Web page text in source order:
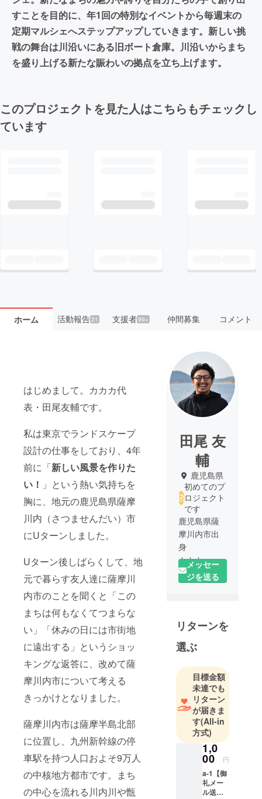
すことを目的に、年1回の特別なイベントから毎週末の
定期マルシェへステップアップしていきます。新しい挑
戦の舞台は川沿いにある旧ボート倉庫。川沿いからまち
を盛り上げる新たな賑わいの拠点を立ち上げます。
このプロジェクトを見た人はこちらもチェックし
ています
ホーム 活動報告21 支援者99+ 仲間募集 コメント
はじめまして。カカカ代
表・田尾友輔です。
私は東京でランドスケープ
設計の仕事をしており、4年
前に「新しい風景を作りた
い！ 」という熱い気持ちを
胸に、地元の鹿児島県薩摩
川内（さつませんだい）市
にUターンしました。
Uターン後しばらくして、地
元で暮らす友人達に薩摩川
内市のことを聞くと「この
まちは何もなくてつまらな
い」「休みの日には市街地
に遠出する」というショッ
キングな返答に、改めて薩
摩川内市について考える
きっかけとなりました。
薩摩川内市は薩摩半島北部
に位置し、九州新幹線の停
車駅を持つ人口およそ9万人
の中核地方都市です。まち
の中心を流れる川内川や甑
田尾 友
輔
鹿児島県
初めてのプ
ロジェクト
です
鹿児島県薩
摩川内市出
身
カカカ 代
表
鹿児島県立
勤講師
ツノマ（出
UDS株式会
社（所属）
＜経歴＞
多摩美術大
学環境デザ
イン学科卒
株式会社日
メッセー
ジを送る
リターンを
選ぶ
目標金額
未達でも
リターン
が届きま
す(All-in
方式)
1,0
00 円
a-1【御
礼メー
ル送